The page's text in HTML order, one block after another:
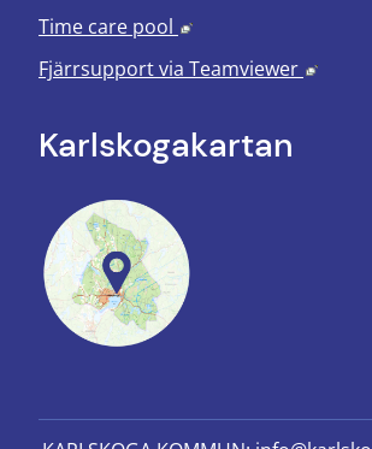
Time care pool
Länk till annan
Fjärrsupport via Teamviewer Länk
Karlskoga­kartan